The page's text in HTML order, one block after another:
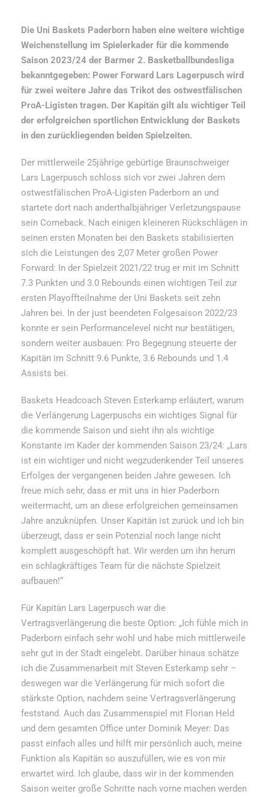
Die Uni Baskets Paderborn haben eine weitere wichtige
Weichenstellung im Spielerkader für die kommende
Saison 2023/24 der Barmer 2. Basketballbundesliga
bekanntgegeben: Power Forward Lars Lagerpusch wird
für zwei weitere Jahre das Trikot des ostwestfälischen
ProA-Ligisten tragen. Der Kapitän gilt als wichtiger Teil
der erfolgreichen sportlichen Entwicklung der Baskets
in den zurückliegenden beiden Spielzeiten.
Der mittlerweile 25jährige gebürtige Braunschweiger
Lars Lagerpusch schloss sich vor zwei Jahren dem
ostwestfälischen ProA-Ligisten Paderborn an und
startete dort nach anderthalbjähriger Verletzungspause
sein Comeback. Nach einigen kleineren Rückschlägen in
seinen ersten Monaten bei den Baskets stabilisierten
sich die Leistungen des 2,07 Meter großen Power
Forward: In der Spielzeit 2021/22 trug er mit im Schnitt
7.3 Punkten und 3.0 Rebounds einen wichtigen Teil zur
ersten Playoffteilnahme der Uni Baskets seit zehn
Jahren bei. In der just beendeten Folgesaison 2022/23
konnte er sein Performancelevel nicht nur bestätigen,
sondern weiter ausbauen: Pro Begegnung steuerte der
Kapitän im Schnitt 9.6 Punkte, 3.6 Rebounds und 1.4
Assists bei.
Baskets Headcoach Steven Esterkamp erläutert, warum
die Verlängerung Lagerpuschs ein wichtiges Signal für
die kommende Saison und sieht ihn als wichtige
Konstante im Kader der kommenden Saison 23/24: „Lars
ist ein wichtiger und nicht wegzudenkender Teil unseres
Erfolges der vergangenen beiden Jahre gewesen. Ich
freue mich sehr, dass er mit uns in hier Paderborn
weitermacht, um an diese erfolgreichen gemeinsamen
Jahre anzuknüpfen. Unser Kapitän ist zurück und ich bin
überzeugt, dass er sein Potenzial noch lange nicht
komplett ausgeschöpft hat. Wir werden um ihn herum
ein schlagkräftiges Team für die nächste Spielzeit
aufbauen!“
Für Kapitän Lars Lagerpusch war die
Vertragsverlängerung die beste Option: „Ich fühle mich in
Paderborn einfach sehr wohl und habe mich mittlerweile
sehr gut in der Stadt eingelebt. Darüber hinaus schätze
ich die Zusammenarbeit mit Steven Esterkamp sehr –
deswegen war die Verlängerung für mich sofort die
stärkste Option, nachdem seine Vertragsverlängerung
feststand. Auch das Zusammenspiel mit Florian Held
und dem gesamten Office unter Dominik Meyer: Das
passt einfach alles und hilft mir persönlich auch, meine
Funktion als Kapitän so auszufüllen, wie es von mir
erwartet wird. Ich glaube, dass wir in der kommenden
Saison weiter große Schritte nach vorne machen werden